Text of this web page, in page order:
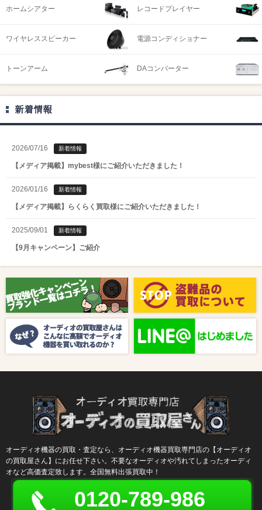
ホームシアター レコードプレイヤー
ワイヤレススピーカー 電源コンディショナー
トーンアーム DAコンバーター
新着情報
2026/07/16 新着情報
【メディア掲載】mybest様にご紹介いただきました！
2026/01/16 新着情報
【メディア掲載】らくらく買取様にご紹介いただきました！
2025/09/01 新着情報
【9月キャンペーン】ご紹介
【8月キャンペーン】ご紹介
2024/10/04 新着情報
【ラジオ番組放送のお知らせ】
オーディオ機器の買取・査定なら、オーディオ機器買取専門店の【オーディオ
の買取屋さん】にお任せ下さい。不要なオーディオや汚れてしまったオーディ
オなど高価査定致します。全国無料出張買取中！
0120-789-986